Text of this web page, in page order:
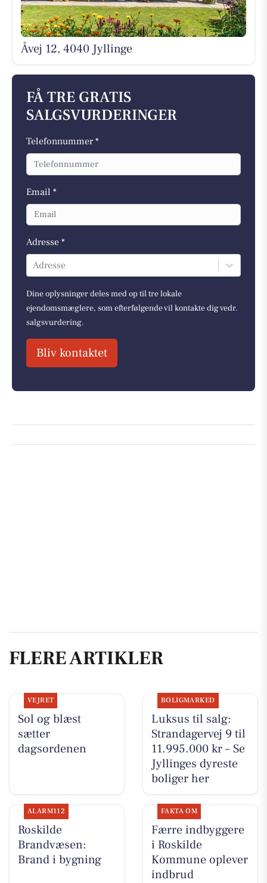
Åvej 12, 4040 Jyllinge
FÅ TRE GRATIS
SALGSVURDERINGER
Telefonnummer *
Email *
Adresse *
Adresse
Dine oplysninger deles med op til tre lokale
ejendomsmæglere, som efterfølgende vil kontakte dig vedr.
salgsvurdering.
Bliv kontaktet
FLERE ARTIKLER
VEJRET
Sol og blæst
sætter
dagsordenen
BOLIGMARKED
Luksus til salg:
Strandagervej 9 til
11.995.000 kr – Se
Jyllinges dyreste
boliger her
ALARM112
Roskilde
Brandvæsen:
Brand i bygning
FAKTA OM
Færre indbyggere
i Roskilde
Kommune oplever
indbrud